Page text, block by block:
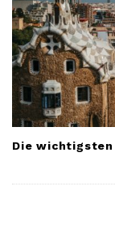
Die wichtigsten